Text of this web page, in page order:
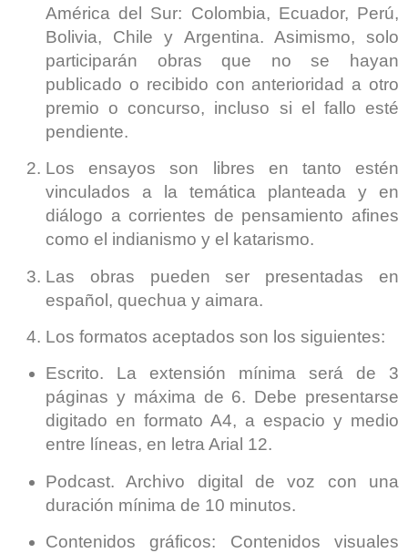
América del Sur: Colombia, Ecuador, Perú,
Bolivia, Chile y Argentina. Asimismo, solo
participarán obras que no se hayan
publicado o recibido con anterioridad a otro
premio o concurso, incluso si el fallo esté
pendiente.
Los ensayos son libres en tanto estén
vinculados a la temática planteada y en
diálogo a corrientes de pensamiento afines
como el indianismo y el katarismo.
Las obras pueden ser presentadas en
español, quechua y aimara.
Los formatos aceptados son los siguientes:
Escrito. La extensión mínima será de 3
páginas y máxima de 6. Debe presentarse
digitado en formato A4, a espacio y medio
entre líneas, en letra Arial 12.
Podcast. Archivo digital de voz con una
duración mínima de 10 minutos.
Contenidos gráficos: Contenidos visuales